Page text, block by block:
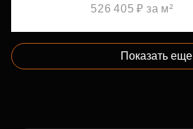
526 405 ₽ за м²
Показать еще